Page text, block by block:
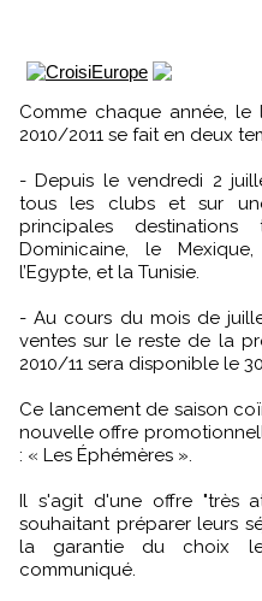
Comme chaque année, le lancement de la saison Hiver
2010/2011 se fait en deux
- Depuis le vendredi 2
tous les clubs et sur
principales
Dominicaine, le
l’Egypte, et la Tunisie.
- Au cours du mois de
ventes sur le reste de la
2010/11 sera disponible le
Ce lancement de saison
nouvelle offre
: « Les Éphémères ».
Il s'agit d'une offre "très
souhaitant préparer leurs
la garantie du choix
communiqué.